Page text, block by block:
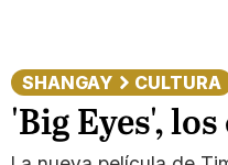
SHANGAY CULTURA
'Big Eyes',